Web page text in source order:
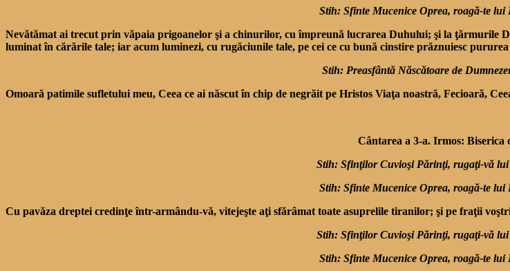
Stih: Sfinte Mucenice Oprea, roagă-te lui
Nevătămat ai trecut prin vă­paia prigoanelor şi a chinurilor, cu împreună lucrarea Duhului; şi la ţărmurile
luminat în cărările tale; iar acum luminezi, cu ru­găciunile tale, pe cei ce cu bună cinstire prăznuiesc
Stih: Preasfântă Născătoare de
Omoară patimile sufletului meu, Ceea ce ai născut în chip de negrăit pe Hristos Viaţa noastră, Fecioară,
Cântarea a 3-a. Irmos: Biserica
Stih: Sfinţilor Cuvioşi Părinţi, rugaţi-vă
Stih: Sfinte Mucenice Oprea, roagă-te lui
Cu pavăza dreptei credin­ţe într-armându-vă, vite­jeşte aţi sfărâmat toate asuprelile tiranilor; şi pe fraţii
Stih: Sfinţilor Cuvioşi Părinţi, rugaţi-vă
Stih: Sfinte Mucenice Oprea, roagă-te lui